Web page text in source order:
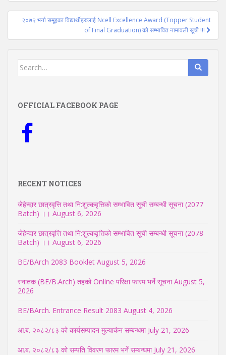
२०७२ भर्ना समूहका विद्यार्थीहरुलाई Ncell Excellence Award (Topper Student
of Final Graduation) को सम्भावित नामावली सूची !!!
Search
OFFICIAL FACEBOOK PAGE
RECENT NOTICES
जेहेन्दार छात्रवृत्ति तथा नि:शुल्कवृत्तिको सम्भावित सूची सम्बन्धी सूचना (2077
Batch) ।। August 6, 2026
जेहेन्दार छात्रवृत्ति तथा नि:शुल्कवृत्तिको सम्भावित सूची सम्बन्धी सूचना (2078
Batch) ।। August 6, 2026
BE/BArch 2083 Booklet August 5, 2026
स्नातक (BE/B.Arch) तहको Online परिक्षा फारम भर्ने सूचना August 5,
2026
BE/BArch. Entrance Result 2083 August 4, 2026
आ.ब. २०८२/८३ को कार्यसम्पादन मुल्याकंन सम्बन्धमा July 21, 2026
आ.ब. २०८२/८३ को सम्पति विवरण फारम भर्ने सम्बन्धमा July 21, 2026